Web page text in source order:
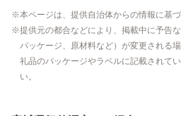
本ページは、提供自治体からの情報に基
提供元の都合などにより、掲載中に予告
パッケージ、原材料など）が変更される
礼品のパッケージやラベルに記載されて
い。